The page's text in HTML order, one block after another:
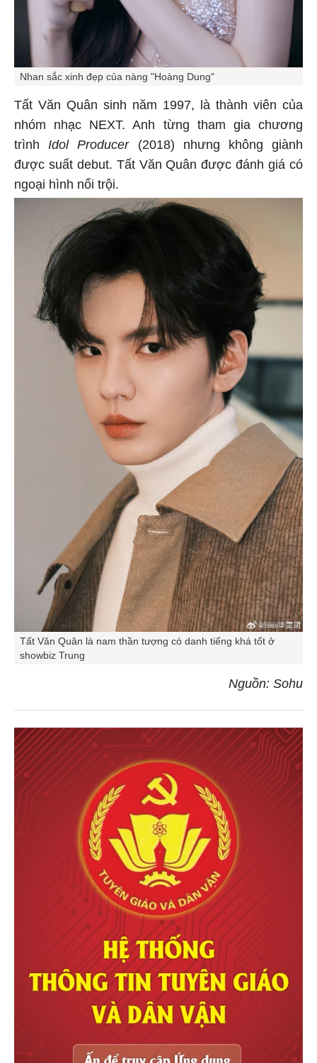
Nhan sắc xinh đẹp của nàng "Hoàng Dung"
Tất Văn Quân sinh năm 1997, là thành viên của
nhóm nhạc NEXT. Anh từng tham gia chương
trình Idol Producer (2018) nhưng không giành
được suất debut. Tất Văn Quân được đánh giá có
ngoại hình nổi trội.
Tất Văn Quân là nam thần tượng có danh tiếng khá tốt ở
showbiz Trung
Nguồn: Sohu